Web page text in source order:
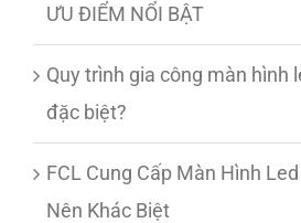
ƯU ĐIỂM NỔI BẬT
Quy trình gia công màn hình
đặc biệt?
FCL Cung Cấp Màn Hình
Nên Khác Biệt